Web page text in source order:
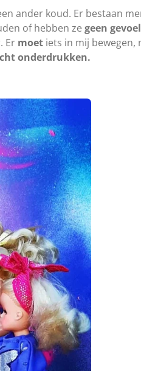
ander koud. Er bestaan
of hebben ze geen
Er moet iets in mij bewegen,
onderdrukken.